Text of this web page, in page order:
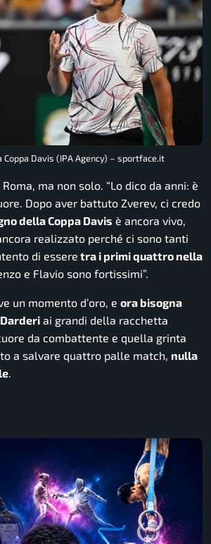
Davis (IPA Agency) – sportface.it
ma non solo. “Lo dico da anni: è
Dopo aver battuto Zverev, ci credo
della Coppa Davis è ancora vivo,
realizzato perché ci sono tanti
di essere tra i primi quattro nella
e Flavio sono fortissimi”.
un momento d’oro, e ora bisogna
ai grandi della racchetta
da combattente e quella grinta
a salvare quattro palle match, nulla
.